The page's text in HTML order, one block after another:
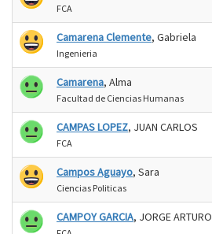
FCA
Camarena Clemente, Gabriela
Ingenieria
Camarena, Alma
Facultad de Ciencias Humanas
CAMPAS LOPEZ, JUAN CARLOS
FCA
Campos Aguayo, Sara
Ciencias Politicas
CAMPOY GARCIA, JORGE ARTURO